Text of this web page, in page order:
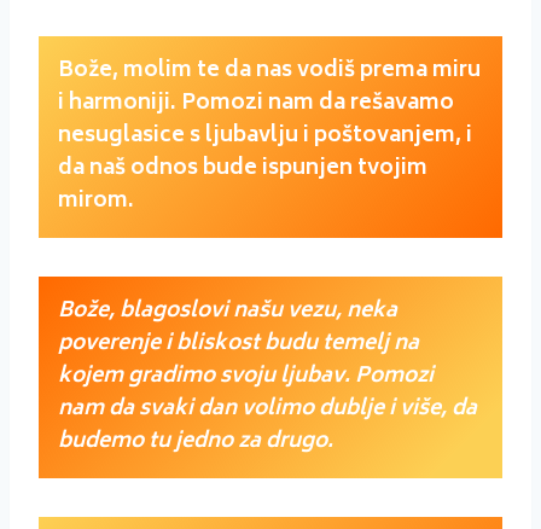
Bože, molim te da nas vodiš prema miru
i harmoniji. Pomozi nam da rešavamo
nesuglasice s ljubavlju i poštovanjem, i
da naš odnos bude ispunjen tvojim
mirom.
Bože, blagoslovi našu vezu, neka
poverenje i bliskost budu temelj na
kojem gradimo svoju ljubav. Pomozi
nam da svaki dan volimo dublje i više, da
budemo tu jedno za drugo.